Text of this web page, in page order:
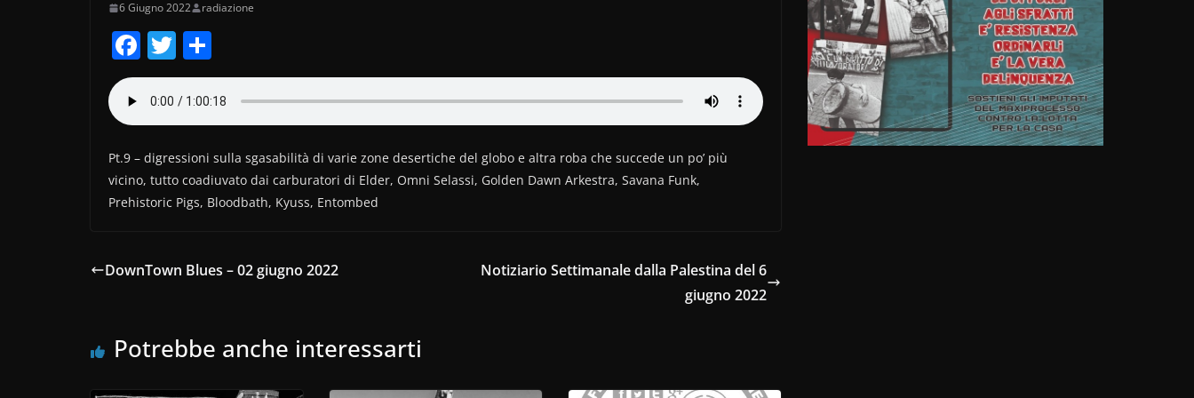
6 Giugno 2022 radiazione
F
a
c
e
b
o
o
T
w
itt
er
o
n
di
vi
di
Pt.9 – digressioni sulla sgasabilità di varie zone desertiche del globo e altra roba che succede un po’ più
vicino, tutto coadiuvato dai carburatori di Elder, Omni Selassi, Golden Dawn Arkestra, Savana Funk,
Prehistoric Pigs, Bloodbath, Kyuss, Entombed
DownTown Blues – 02 giugno 2022
Notiziario Settimanale dalla Palestina del 6
giugno 2022
Potrebbe anche interessarti